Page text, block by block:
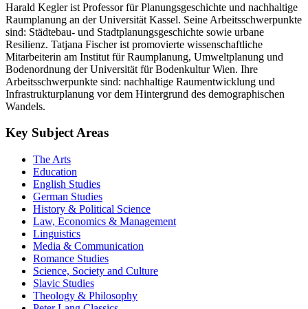
Harald Kegler ist Professor für Planungsgeschichte und nachhaltige
Raumplanung an der Universität Kassel. Seine Arbeitsschwerpunkte
sind: Städtebau- und Stadtplanungsgeschichte sowie urbane
Resilienz. Tatjana Fischer ist promovierte wissenschaftliche
Mitarbeiterin am Institut für Raumplanung, Umweltplanung und
Bodenordnung der Universität für Bodenkultur Wien. Ihre
Arbeitsschwerpunkte sind: nachhaltige Raumentwicklung und
Infrastrukturplanung vor dem Hintergrund des demographischen
Wandels.
Key Subject Areas
The Arts
Education
English Studies
German Studies
History & Political Science
Law, Economics & Management
Linguistics
Media & Communication
Romance Studies
Science, Society and Culture
Slavic Studies
Theology & Philosophy